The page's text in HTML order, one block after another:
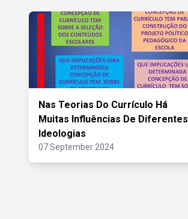
Nas Teorias Do Currículo Há
Muitas Influências De Diferentes
Ideologias
07 September 2024